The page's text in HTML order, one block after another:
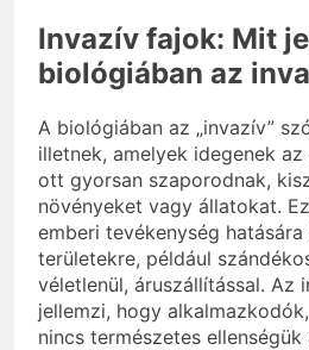
Invazív fajok: Mit
biológiában az
A biológiában az „invazív”
illetnek, amelyek idegenek
ott gyorsan szaporodnak,
növényeket vagy állatokat.
emberi tevékenység hatására
területekre, például
véletlenül, áruszállítással. Az
jellemzi, hogy
nincs természetes